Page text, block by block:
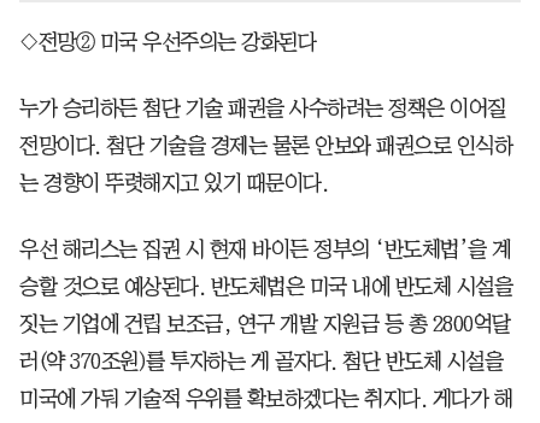
◇전망② 미국 우선주의는 강화된다
누가 승리하든 첨단 기술 패권을 사수하려는 정책은 이어질
전망이다. 첨단 기술을 경제는 물론 안보와 패권으로 인식하
는 경향이 뚜렷해지고 있기 때문이다.
우선 해리스는 집권 시 현재 바이든 정부의 ‘반도체법’을 계
승할 것으로 예상된다. 반도체법은 미국 내에 반도체 시설을
짓는 기업에 건립 보조금, 연구 개발 지원금 등 총 2800억달
러(약 370조원)를 투자하는 게 골자다. 첨단 반도체 시설을
미국에 가둬 기술적 우위를 확보하겠다는 취지다. 게다가 해